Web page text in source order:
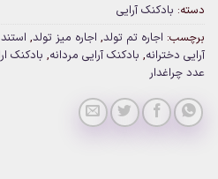
دسته: بادکنک آرایی
برچسب: اجاره تم تولد, اجاره میز تولد,
آرایی دخترانه, بادکنک آرایی مردانه, بادکنک
عدد چراغدار